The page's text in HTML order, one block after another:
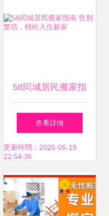
58同城居民搬家指
南 告別繁瑣，輕松
入住新家
查看詳情
更新時間：2026-06-19
22:54:36